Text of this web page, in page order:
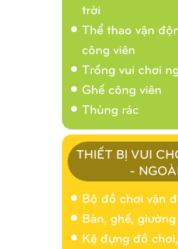
trời
Thể thao vận
công viên
Trống vui chơi
Ghế công viên
Thùng rác
THIẾT BỊ VUI
-
Bộ đồ chơi vận
Bàn, ghế, giường
Kệ đựng đồ